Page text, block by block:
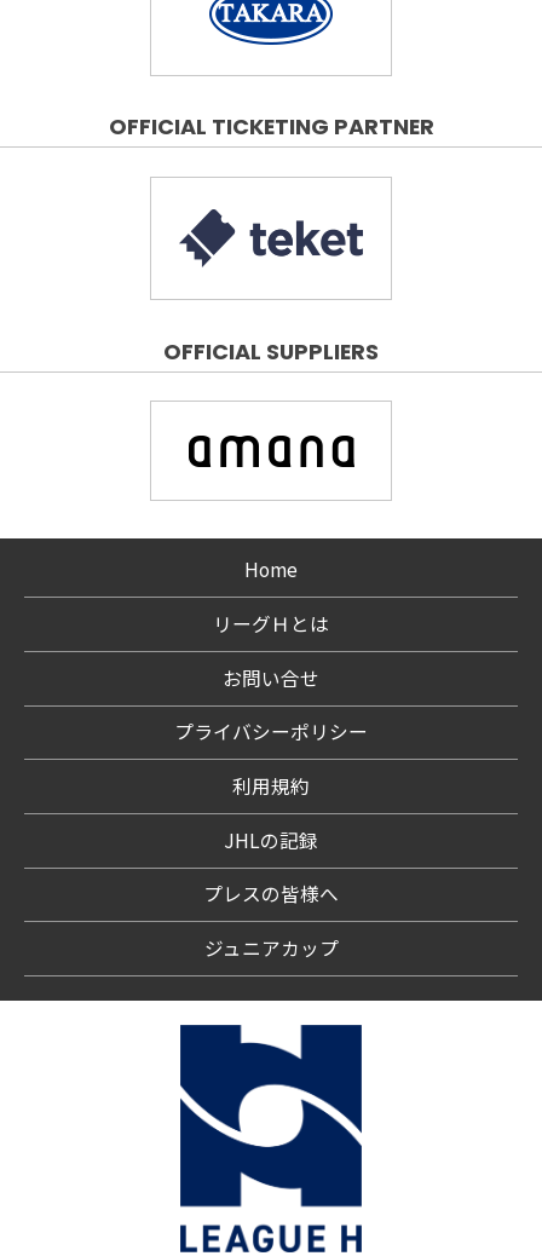
OFFICIAL TICKETING PARTNER
OFFICIAL SUPPLIERS
Home
リーグＨとは
お問い合せ
プライバシーポリシー
利用規約
JHLの記録
プレスの皆様へ
ジュニアカップ